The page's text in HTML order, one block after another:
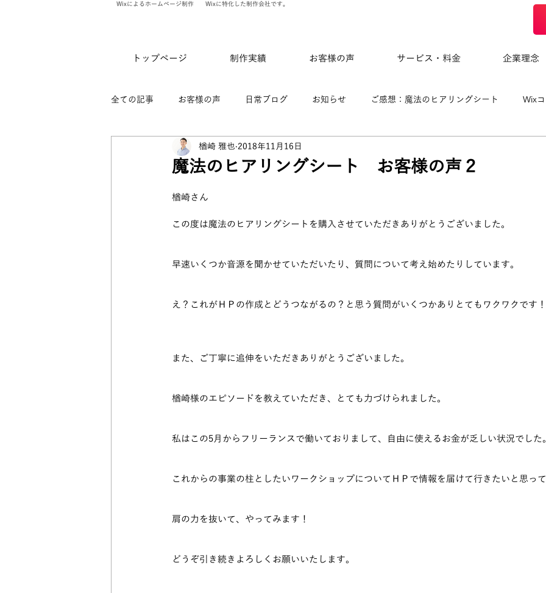
Wixによるホームページ制作 Wixに特化した制作会社です。
トップページ 制作実績 お客様の声 サービス・料金 企業理念
全ての記事 お客様の声 日常ブログ お知らせ ご感想：魔法のヒアリングシート Wix
ありのま会員限定記事 WixVeloによる制作事例
魔法のヒアリングシート お客様の声２
楢崎 雅也 2018年11月16日
楢崎さん
この度は魔法のヒアリングシートを購入させていただきありがとうございました。
早速いくつか音源を聞かせていただいたり、質問について考え始めたりしています。
え？これがＨＰの作成とどうつながるの？と思う質問がいくつかありとてもワクワクです！
また、ご丁寧に追伸をいただきありがとうございました。
楢崎様のエピソードを教えていただき、とても力づけられました。
私はこの5月からフリーランスで働いておりまして、自由に使えるお金が乏しい状況でした。
これからの事業の柱としたいワークショップについてＨＰで情報を届けて行きたいと思って
肩の力を抜いて、やってみます！
どうぞ引き続きよろしくお願いいたします。